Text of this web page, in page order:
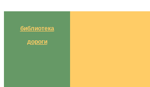
библиотека
дороги